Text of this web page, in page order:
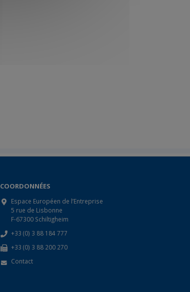
COORDONNÉES
Espace Européen de l’Entreprise
5 rue de Lisbonne
F-67300 Schiltigheim
+33 (0) 3 88 184 777
+33 (0) 3 88 200 270
Contact